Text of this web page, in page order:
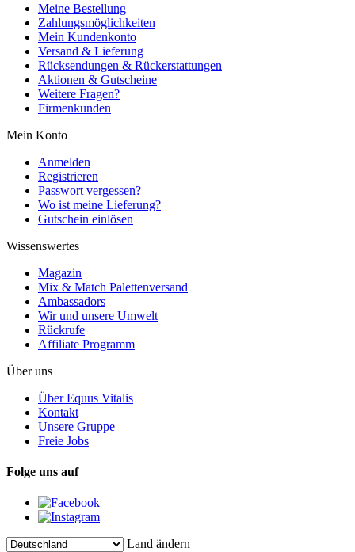
Meine Bestellung
Zahlungsmöglichkeiten
Mein Kundenkonto
Versand & Lieferung
Rücksendungen & Rückerstattungen
Aktionen & Gutscheine
Weitere Fragen?
Firmenkunden
Mein Konto
Anmelden
Registrieren
Passwort vergessen?
Wo ist meine Lieferung?
Gutschein einlösen
Wissenswertes
Magazin
Mix & Match Palettenversand
Ambassadors
Wir und unsere Umwelt
Rückrufe
Affiliate Programm
Über uns
Über Equus Vitalis
Kontakt
Unsere Gruppe
Freie Jobs
Folge uns auf
Land ändern